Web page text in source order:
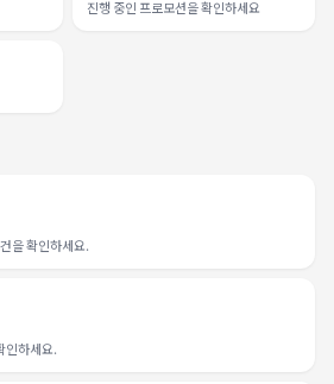
진행 중인 프로모션을 확인하세요
을 확인하세요.
인하세요.